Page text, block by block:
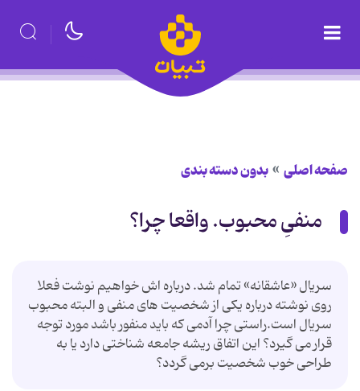
صفحه اصلی بدون دسته بندی
منفیِ محبوب. واقعا چرا؟
سریال «عاشقانه» تمام شد. درباره اش خواهیم نوشت فعلا
روی نوشته درباره یکی از شخصیت های منفی و البته محبوب
سریال است.راستی چرا آدمی که باید منفور باشد مورد توجه
قرار می گیرد؟ این اتفاق ریشه جامعه شناختی دارد یا به
طراحی خوب شخصیت برمی گردد؟